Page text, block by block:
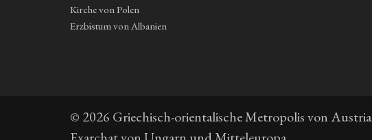
Kirche von Polen
Erzbistum von Albanien
© 2026 Griechisch-orientalische Metropolis von Austria